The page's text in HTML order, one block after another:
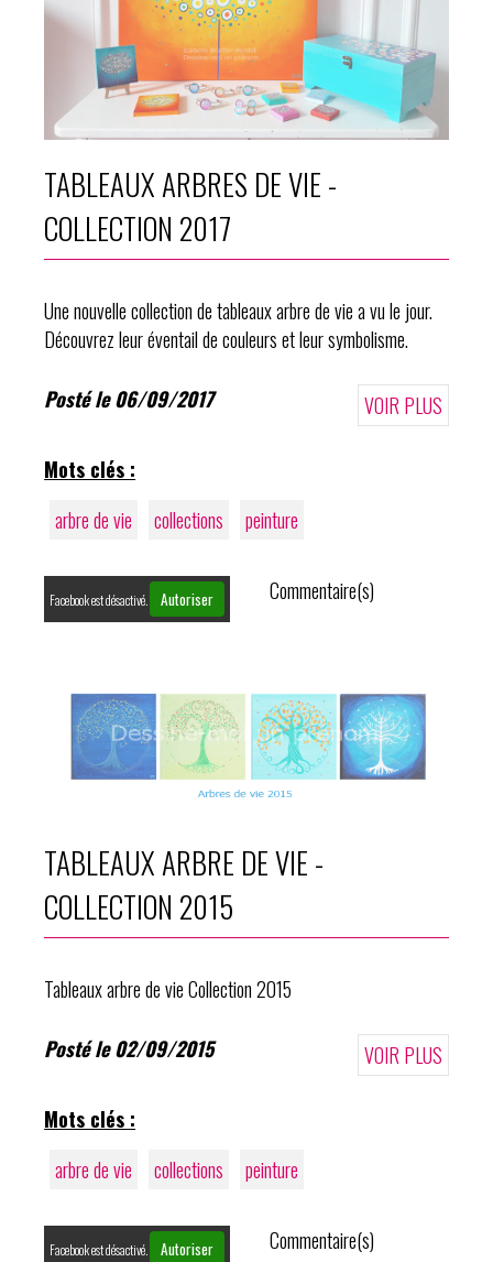
TABLEAUX ARBRES DE VIE -
COLLECTION 2017
Une nouvelle collection de tableaux arbre de vie a vu le jour.
Découvrez leur éventail de couleurs et leur symbolisme.
Posté le 06/09/2017 VOIR PLUS
Mots clés :
arbre de vie
collections peinture
Facebook est désactivé. Autoriser Commentaire(s)
TABLEAUX ARBRE DE VIE -
COLLECTION 2015
Tableaux arbre de vie Collection 2015
Posté le 02/09/2015 VOIR PLUS
Mots clés :
arbre de vie
collections peinture
Facebook est désactivé. Autoriser Commentaire(s)